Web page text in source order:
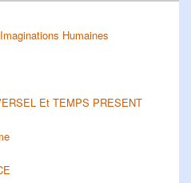
Humaines
Et TEMPS PRESENT